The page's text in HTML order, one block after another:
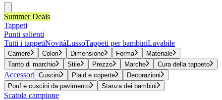
Summer Deals
Tappeti
Punti salienti
Tutti i tappetiNovitàLussoTappeti per bambiniLavabile
Camere Colori Dimensione Forma
Materiale
Tanto di marchio
Stile Prezzo Marche Cura della tappeto
Accessori Cuscini Plaid e coperte
Decorazioni
Pouf e cuscini da pavimento
Stanza dei bambini
Scatola campione